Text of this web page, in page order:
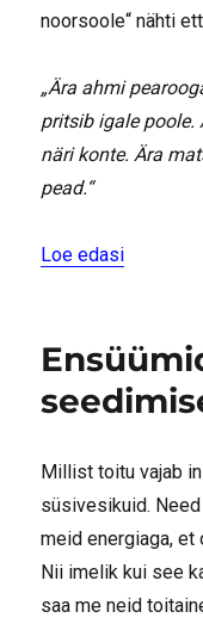
noorsoole“ nähti
„Ära ahmi
pritsib igale poole.
näri konte. Ära
pead.“
Loe edasi“Kuidas
Millist toitu vajab
süsivesikuid.
meid energiaga, et
Nii imelik kui see
saa me neid